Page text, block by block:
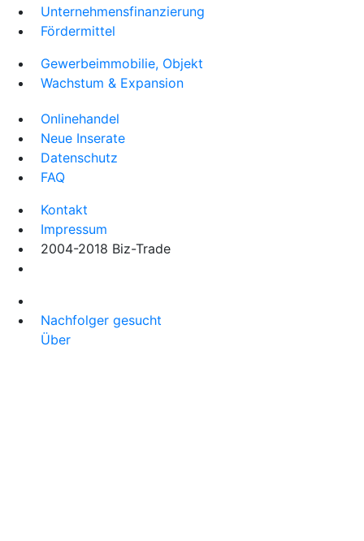
Unternehmensfinanzierung
Fördermittel
Gewerbeimmobilie, Objekt
Wachstum & Expansion
Onlinehandel
Neue Inserate
Datenschutz
FAQ
Kontakt
Impressum
2004-2018 Biz-Trade
Nachfolger gesucht
Über